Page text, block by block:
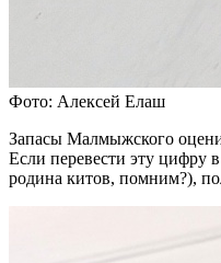
Фото: Алексей Елаш
Запасы Малмыжского
Если перевести эту цифру
родина китов, помним?),